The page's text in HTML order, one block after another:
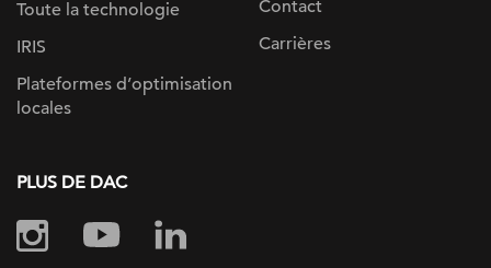
Toute la technologie
IRIS
Plateformes d’optimisation
locales
Contact
Carrières
PLUS DE DAC